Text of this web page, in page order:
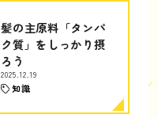
髪の主原料「タンパ
ク質」をしっかり摂
ろう
2025.12.19
知識